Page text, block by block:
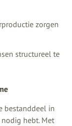
zorgen
structureel te
bestanddeel in
hebt. Met